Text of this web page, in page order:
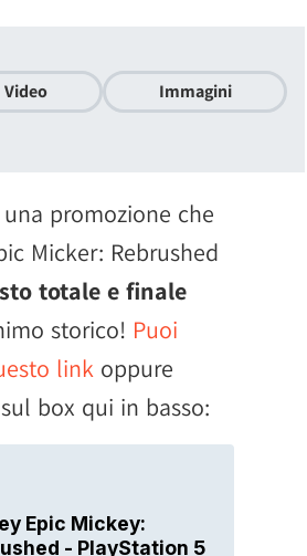
Video Immagini
promozione che
Micker: Rebrushed
totale e finale
storico! Puoi
link oppure
box qui in basso: